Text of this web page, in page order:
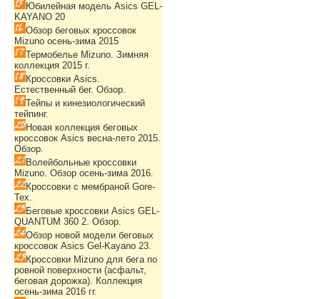
Юбилейная модель Asics GEL-
KAYANO 20
Обзор беговых кроссовок
Mizuno осень-зима 2015
Термобелье Mizuno. Зимняя
коллекция 2015 г.
Кроссовки Asics.
Естественный бег. Обзор.
Тейпы и кинезиологический
тейпинг.
Новая коллекция беговых
кроссовок Asics весна-лето 2015.
Обзор.
Волейбольные кроссовки
Mizuno. Обзор осень-зима 2016.
Кроссовки с мембраной Gore-
Tex.
Беговые кроссовки Asics GEL-
QUANTUM 360 2. Обзор.
Обзор новой модели беговых
кроссовок Asics Gel-Kayano 23.
Кроссовки Mizuno для бега по
ровной поверхности (асфальт,
беговая дорожка). Коллекция
осень-зима 2016 гг.